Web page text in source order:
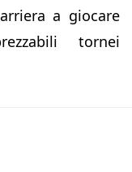
a giocare
tornei